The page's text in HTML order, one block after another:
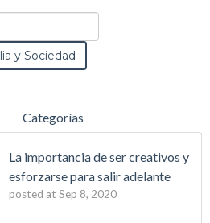
Categorías
La importancia de ser creativos y
esforzarse para salir adelante
posted at Sep 8, 2020